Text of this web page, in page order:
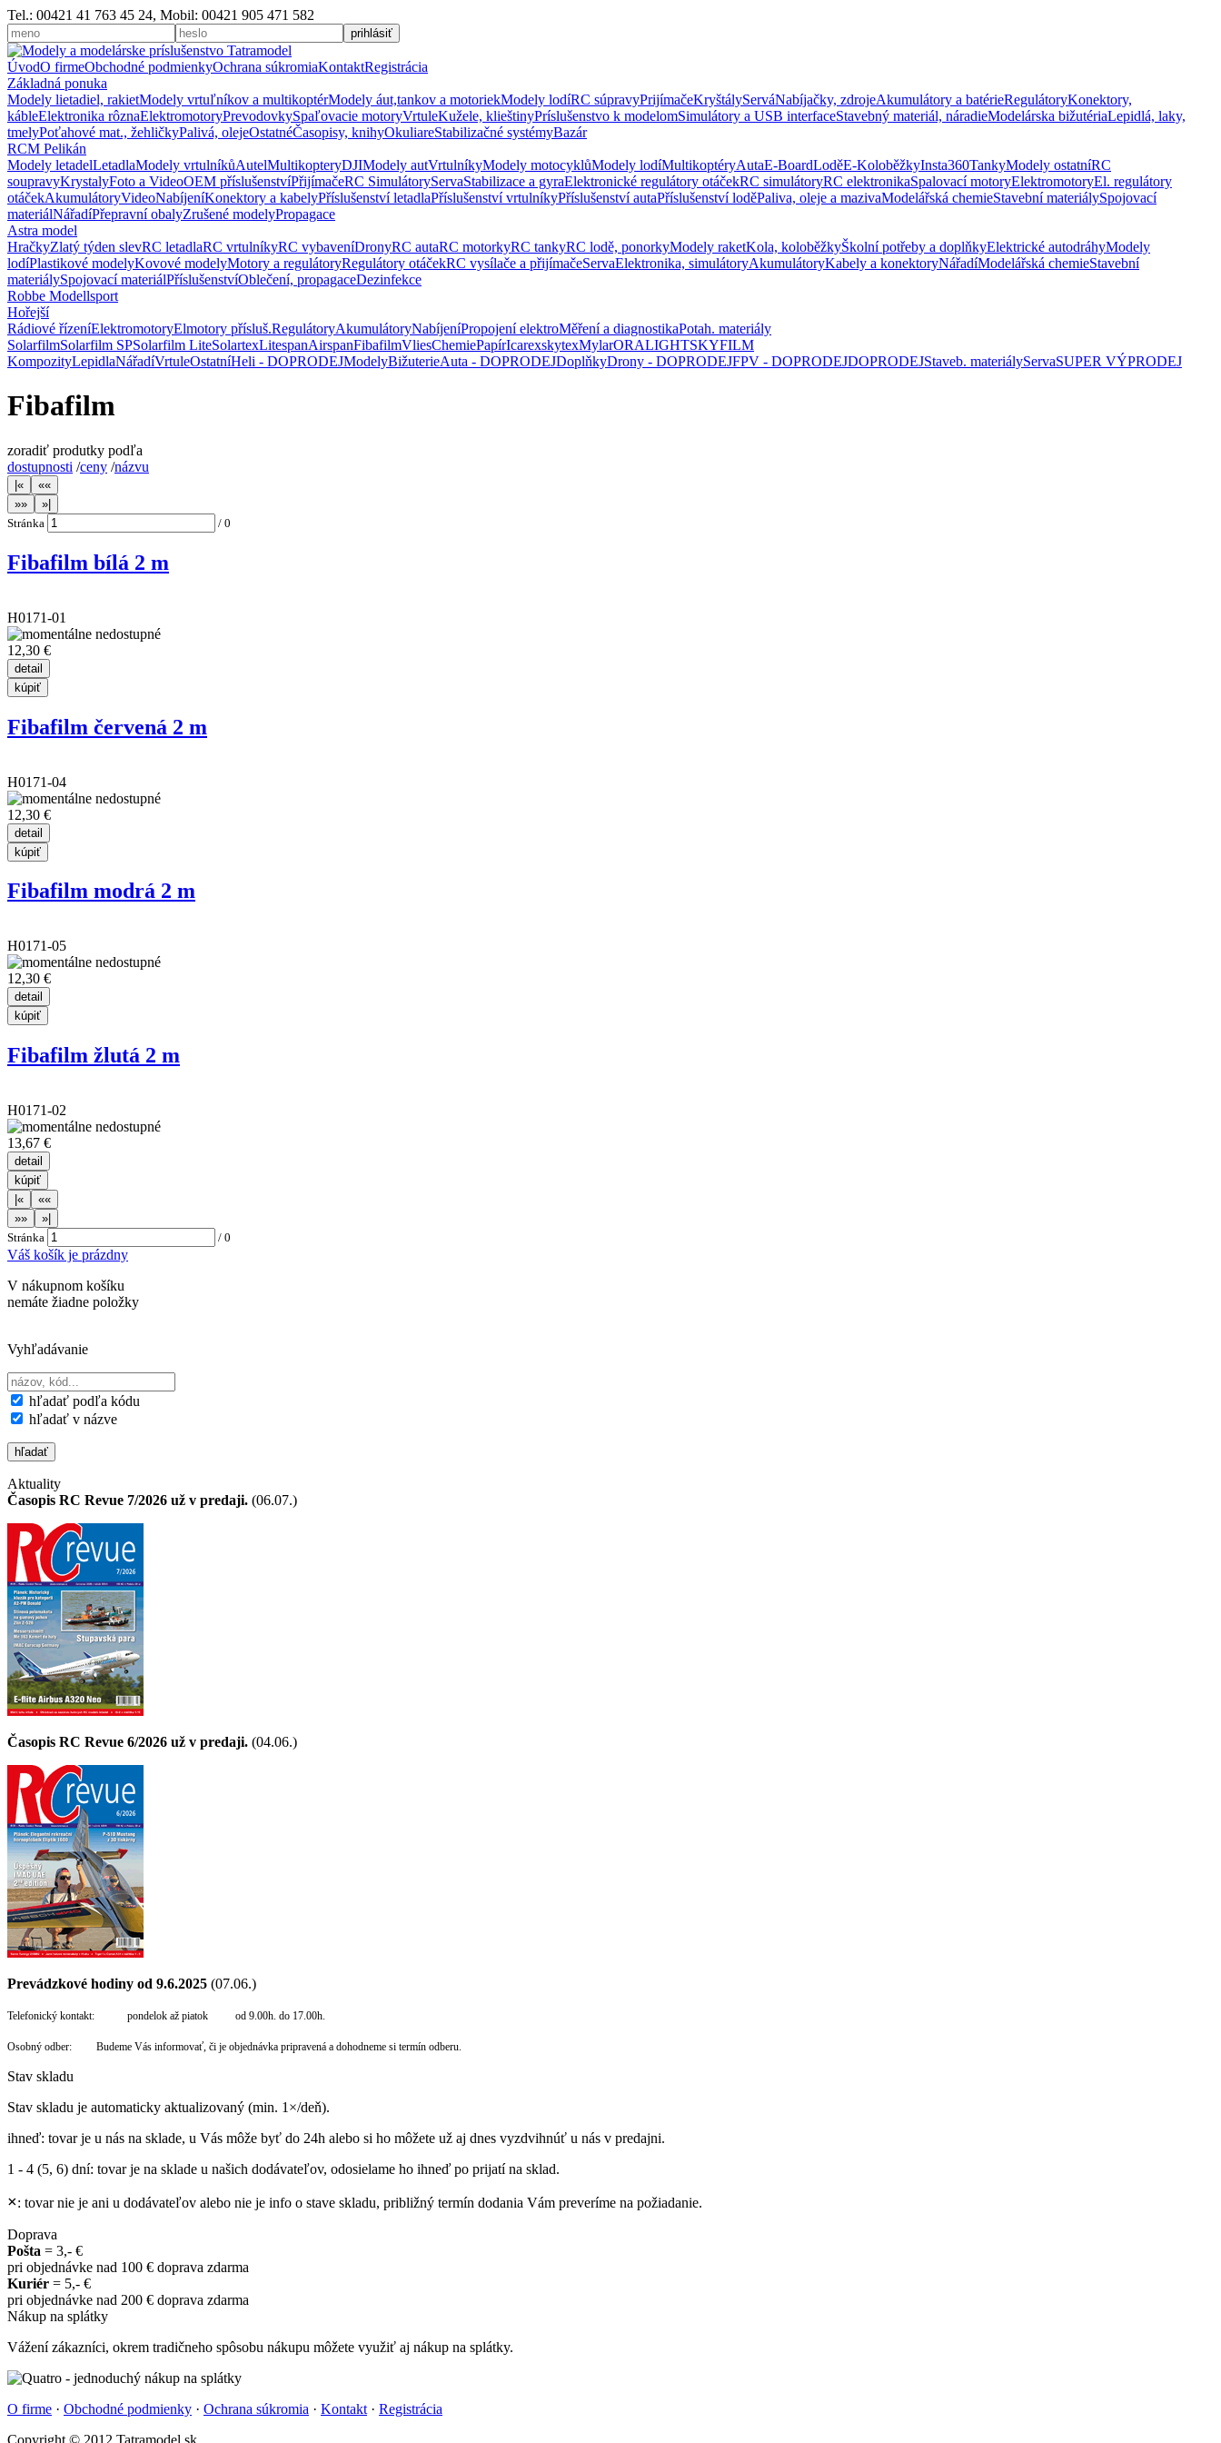
Tel.: 00421 41 763 45 24, Mobil: 00421 905 471 582
ÚvodO firmeObchodné podmienkyOchrana súkromiaKontaktRegistrácia
Základná ponuka
Modely lietadiel, rakietModely vrtuľníkov a multikoptérModely áut,tankov a motoriekModely lodíRC súpravyPrijímačeKryštályServáNabíjačky, zdrojeAkumulátory a batérieRegulátoryKonektory,
kábleElektronika rôznaElektromotoryPrevodovkySpaľovacie motoryVrtuleKužele, klieštinyPríslušenstvo k modelomSimulátory a USB interfaceStavebný materiál, náradieModelárska bižutériaLepidlá, laky,
tmelyPoťahové mat., žehličkyPalivá, olejeOstatnéČasopisy, knihyOkuliareStabilizačné systémyBazár
RCM Pelikán
Modely letadelLetadlaModely vrtulníkůAutelMultikopteryDJIModely autVrtulníkyModely motocyklůModely lodíMultikoptéryAutaE-BoardLoděE-KoloběžkyInsta360TankyModely ostatníRC
soupravyKrystalyFoto a VideoOEM příslušenstvíPřijímačeRC SimulátoryServaStabilizace a gyraElektronické regulátory otáčekRC simulátoryRC elektronikaSpalovací motoryElektromotoryEl. regulátory
otáčekAkumulátoryVideoNabíjeníKonektory a kabelyPříslušenství letadlaPříslušenství vrtulníkyPříslušenství autaPříslušenství loděPaliva, oleje a mazivaModelářská chemieStavební materiálySpojovací
materiálNářadíPřepravní obalyZrušené modelyPropagace
Astra model
HračkyZlatý týden slevRC letadlaRC vrtulníkyRC vybaveníDronyRC autaRC motorkyRC tankyRC lodě, ponorkyModely raketKola, koloběžkyŠkolní potřeby a doplňkyElektrické autodráhyModely
lodíPlastikové modelyKovové modelyMotory a regulátoryRegulátory otáčekRC vysílače a přijímačeServaElektronika, simulátoryAkumulátoryKabely a konektoryNářadíModelářská chemieStavební
materiálySpojovací materiálPříslušenstvíOblečení, propagaceDezinfekce
Robbe Modellsport
Hořejší
Rádiové řízeníElektromotoryElmotory přísluš.RegulátoryAkumulátoryNabíjeníPropojení elektroMěření a diagnostikaPotah. materiály
SolarfilmSolarfilm SPSolarfilm LiteSolartexLitespanAirspanFibafilmVliesChemiePapírIcarexskytexMylarORALIGHTSKYFILM
KompozityLepidlaNářadíVrtuleOstatníHeli - DOPRODEJModelyBižuterieAuta - DOPRODEJDoplňkyDrony - DOPRODEJFPV - DOPRODEJDOPRODEJStaveb. materiályServaSUPER VÝPRODEJ
Fibafilm
zoradiť produtky podľa
dostupnosti /ceny /názvu
Stránka / 0
Fibafilm bílá 2 m
H0171-01
12,30 €
Fibafilm červená 2 m
H0171-04
12,30 €
Fibafilm modrá 2 m
H0171-05
12,30 €
Fibafilm žlutá 2 m
H0171-02
13,67 €
Stránka / 0
Váš košík je prázdny
V nákupnom košíku
nemáte žiadne položky
Vyhľadávanie
hľadať podľa kódu
hľadať v názve
Aktuality
Časopis RC Revue 7/2026 už v predaji. (06.07.)
Časopis RC Revue 6/2026 už v predaji. (04.06.)
Prevádzkové hodiny od 9.6.2025 (07.06.)
Telefonický kontakt: pondelok až piatok od 9.00h. do 17.00h.
Osobný odber: Budeme Vás informovať, či je objednávka pripravená a dohodneme si termín odberu.
Stav skladu
Stav skladu je automaticky aktualizovaný (min. 1×/deň).
ihneď: tovar je u nás na sklade, u Vás môže byť do 24h alebo si ho môžete už aj dnes vyzdvihnúť u nás v predajni.
1 - 4 (5, 6) dní: tovar je na sklade u našich dodávateľov, odosielame ho ihneď po prijatí na sklad.
×: tovar nie je ani u dodávateľov alebo nie je info o stave skladu, približný termín dodania Vám preveríme na požiadanie.
Doprava
Pošta = 3,- €
pri objednávke nad 100 € doprava zdarma
Kuriér = 5,- €
pri objednávke nad 200 € doprava zdarma
Nákup na splátky
Vážení zákazníci, okrem tradičneho spôsobu nákupu môžete využiť aj nákup na splátky.
O firme · Obchodné podmienky · Ochrana súkromia · Kontakt · Registrácia